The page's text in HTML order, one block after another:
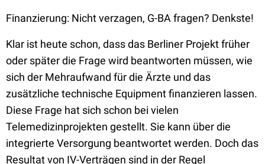
Finanzierung: Nicht verzagen, G-BA fragen? Denkste!
Klar ist heute schon, dass das Berliner Projekt früher
oder später die Frage wird beantworten müssen, wie
sich der Mehraufwand für die Ärzte und das
zusätzliche technische Equipment finanzieren lassen.
Diese Frage hat sich schon bei vielen
Telemedizinprojekten gestellt. Sie kann über die
integrierte Versorgung beantwortet werden. Doch das
Resultat von IV-Verträgen sind in der Regel